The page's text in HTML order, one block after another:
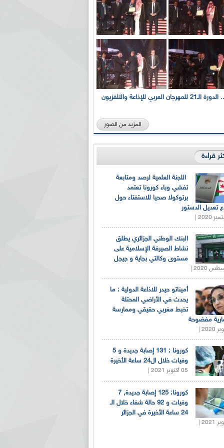
بالصور... الدورة الـ21 للمهرجان العربي للإذاعة والتلفزيون
المزيد من الصور
قراءة
اللجنة العلمية لرصد ومتابعة
تفشي وباء كورونا تعتمد
برتوكولا صحيا للاستفتاء حول
تعديل الدستور
البنك الوطني الجزائري يطلق
نشاط الصيرفة الإسلامية على
مستوى وكالتي بجاية و جيجل
أميناتو حيدر للاذاعة الدولية : ما
يحدث في الأراضي المحتلة
تخبط مغربي حقيقي وممارسة
مفضوحة
كورونا : 131 إصابة جديدة و 5
وفيات خلال ال24 ساعة الأخيرة
05 أكتوبر 2021 |
كورونا: 125 إصابة جديدة, 7
وفيات و 92 حالة شفاء خلال الـ
24 ساعة الأخيرة في الجزائر